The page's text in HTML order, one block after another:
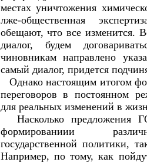
местах уничтожения
лже-общественная
обещают, что все изменится.
диалог, будем
чиновникам направлено
самый диалог, придется
Однако настоящим итогом
переговоров в постоянном
для реальных изменений в
Насколько предложения
формированиии
государственной политики,
Например, по тому, как